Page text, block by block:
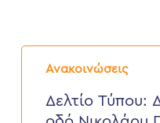
Ανακοινώσεις
Δελτίο
Τύπου:
νερού
στηνΔελτίο Τύπου: